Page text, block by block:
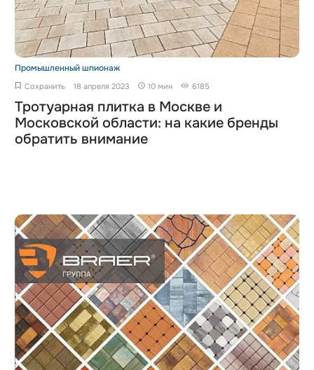
Промышленный шпионаж
Сохранить 18 апреля 2023 10 мин 6185
Тротуарная плитка в Москве и
Московской области: на какие бренды
обратить внимание